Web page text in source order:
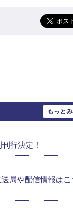
もっと
行決定！
局や配信情報はこ